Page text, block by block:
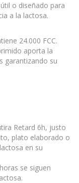
o diseñado para
a la lactosa.
24.000 FCC.
aporta la
garantizando su
Retard 6h, justo
plato elaborado o
en su
se siguen